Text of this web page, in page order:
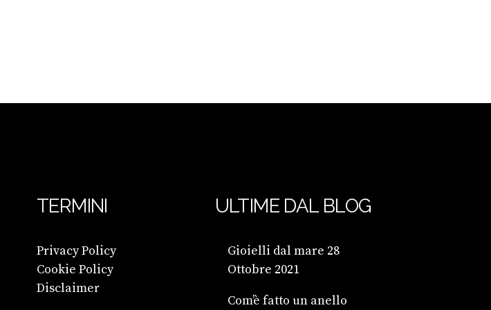
TERMINI
Privacy Policy
Cookie Policy
Disclaimer
ULTIME DAL BLOG
Gioielli dal mare 28
Ottobre 2021
Com’è fatto un anello